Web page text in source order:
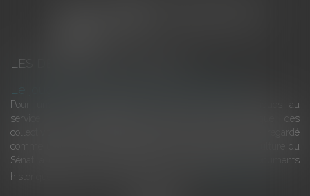
LES DERNIÈRES ACTUALITÉS
Le joug léger des monuments historiques
Pour une gestion patrimoniale des monuments historiques au
service du développement économique et touristique des
collectivités Le monument historique a longtemps été regardé
comme une charge. Le rapport que la commission de la culture du
Sénat a consacré, en juillet 2026, à la gestion des monuments
historiques invite à y voir aussi une ressour...